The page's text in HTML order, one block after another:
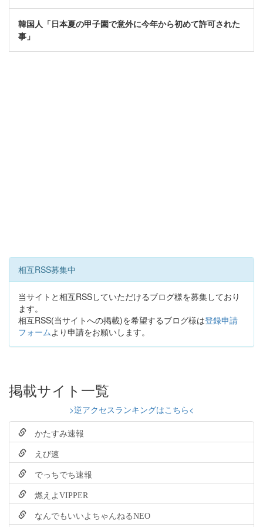
韓国人「日本夏の甲子園で意外に今年から初めて許可された
事」
相互RSS募集中
当サイトと相互RSSしていただけるブログ様を募集しており
ます。
相互RSS(当サイトへの掲載)を希望するブログ様は登録申請
フォームより申請をお願いします。
掲載サイト一覧
>逆アクセスランキングはこちら<
かたすみ速報
えび速
でっちでち速報
燃えよVIPPER
なんでもいいよちゃんねるNEO